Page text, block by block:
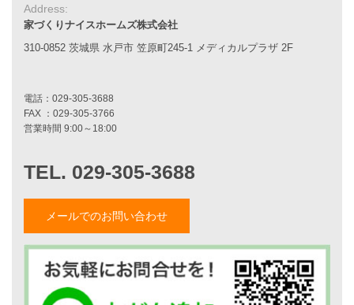
家づくりナイスホームズの家づくり
エコハウス
耐震性能
家づくりの流れ
平屋をお考えの方へ
二世帯住宅をお考えの方へ
施工事例一覧
家づくりストーリー
家づくりナイスホームズについて
Address:
家づくりナイスホームズ株式会社
310-0852 茨城県 水戸市 笠原町245-1 メディカルプラザ 2F
メールでのお問い合わせ